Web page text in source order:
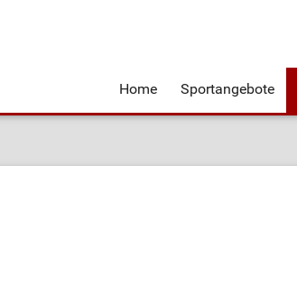
Home Sportangebote